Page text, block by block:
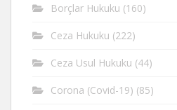
Borçlar Hukuku (160)
Ceza Hukuku (222)
Ceza Usul Hukuku (44)
Corona (Covid-19) (85)